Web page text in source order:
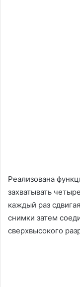
Реализована
захватывать
каждый раз
снимки затем
сверхвысокого